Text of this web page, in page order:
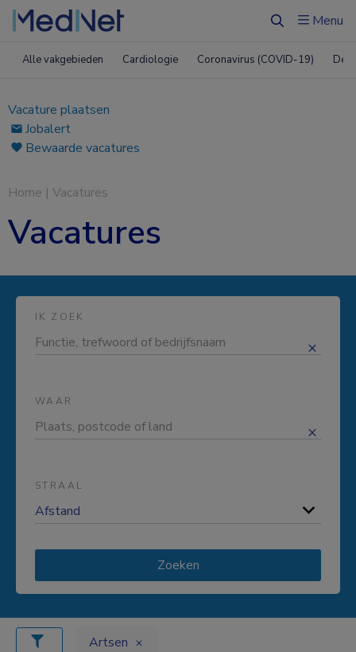
ZoekenMenu
Alle vakgebieden Cardiologie Coronavirus (COVID-19)
Vacature plaatsen
Jobalert
Bewaarde vacatures
Home | Vacatures
Vacatures
IK ZOEK
WAAR
STRAAL
Zoeken
Artsen